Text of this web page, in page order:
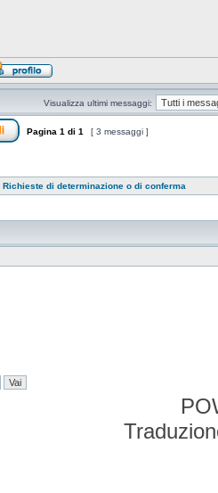
Visualizza ultimi messaggi:
Pagina 1 di 1 [ 3 messaggi ]
Richieste di determinazione o di conferma